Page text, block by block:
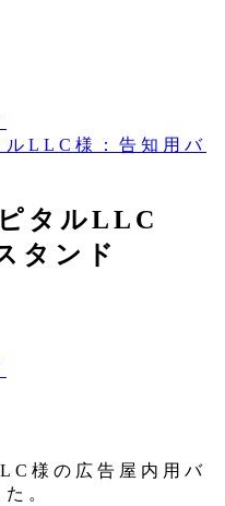
ルLLC様：告知用バ
タルLLC
タンド
様の広告屋内用バ
。